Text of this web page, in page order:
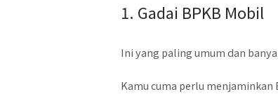
1. Gadai BPKB Mobil
Ini yang paling umum dan
Kamu cuma perlu